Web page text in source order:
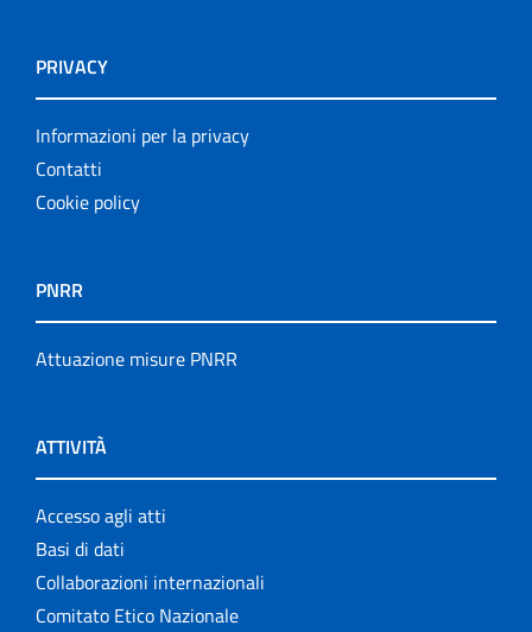
PRIVACY
Informazioni per la privacy
Contatti
Cookie policy
PNRR
Attuazione misure PNRR
ATTIVITÀ
Accesso agli atti
Basi di dati
Collaborazioni internazionali
Comitato Etico Nazionale